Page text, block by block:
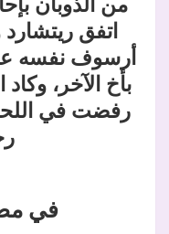
من الذوبان
اتفق
أرسوف نفسه
بأخ الآخر،
رفضت في
في